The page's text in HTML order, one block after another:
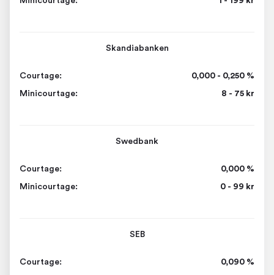
Skandiabanken
Courtage: 0,000 - 0,250 %
Minicourtage: 8 - 75 kr
Swedbank
Courtage: 0,000 %
Minicourtage: 0 - 99 kr
SEB
Courtage: 0,090 %